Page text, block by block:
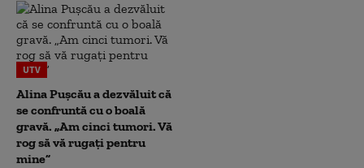
UTV
Alina Pușcău a dezvăluit că
se confruntă cu o boală
gravă. „Am cinci tumori. Vă
rog să vă rugați pentru
mine”